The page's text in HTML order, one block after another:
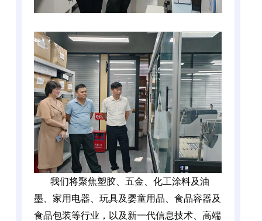
我们将聚焦塑胶、五金、化工涂料及油
墨、家用电器、玩具及婴童用品、食品容器及
食品包装等行业，以及新一代信息技术、高端